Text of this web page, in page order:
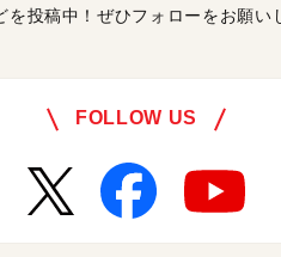
を投稿中！ぜひフォローをお願い
FOLLOW US